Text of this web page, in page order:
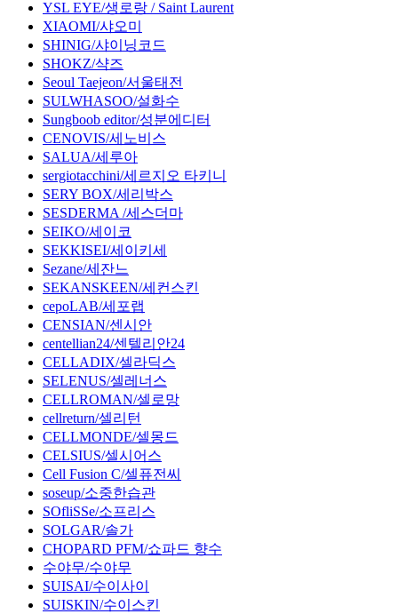
YSL EYE/생로랑 / Saint Laurent
XIAOMI/샤오미
SHINIG/샤이닝코드
SHOKZ/샥즈
Seoul Taejeon/서울태전
SULWHASOO/설화수
Sungboob editor/성분에디터
CENOVIS/세노비스
SALUA/세루아
sergiotacchini/세르지오 타키니
SERY BOX/세리박스
SESDERMA /세스더마
SEIKO/세이코
SEKKISEI/세이키세
Sezane/세잔느
SEKANSKEEN/세컨스킨
cepoLAB/세포랩
CENSIAN/센시안
centellian24/센텔리안24
CELLADIX/셀라딕스
SELENUS/셀레너스
CELLROMAN/셀로망
cellreturn/셀리턴
CELLMONDE/셀몽드
CELSIUS/셀시어스
Cell Fusion C/셀퓨전씨
soseup/소중한습관
SOfliSSe/소프리스
SOLGAR/솔가
CHOPARD PFM/쇼파드 향수
수야무/수야무
SUISAI/수이사이
SUISKIN/수이스킨